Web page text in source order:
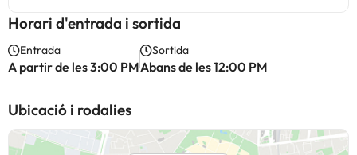
Horari d'entrada i sortida
Entrada
A partir de les 3:00 PM
Sortida
Abans de les 12:00 PM
Ubicació i rodalies